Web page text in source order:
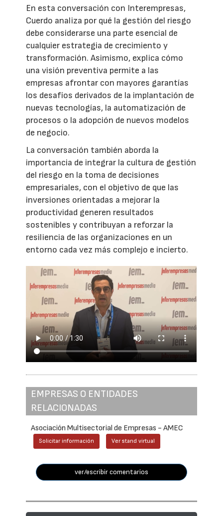
En esta conversación con Interempresas,
Cuerdo analiza por qué la gestión del riesgo
debe considerarse una parte esencial de
cualquier estrategia de crecimiento y
transformación. Asimismo, explica cómo
una visión preventiva permite a las
empresas afrontar con mayores garantías
los desafíos derivados de la implantación de
nuevas tecnologías, la automatización de
procesos o la adopción de nuevos modelos
de negocio.
La conversación también aborda la
importancia de integrar la cultura de gestión
del riesgo en la toma de decisiones
empresariales, con el objetivo de que las
inversiones orientadas a mejorar la
productividad generen resultados
sostenibles y contribuyan a reforzar la
resiliencia de las organizaciones en un
entorno cada vez más complejo e incierto.
EMPRESAS O ENTIDADES
RELACIONADAS
Asociación Multisectorial de Empresas - AMEC
Solicitar información Ver stand virtual
ver/escribir comentarios